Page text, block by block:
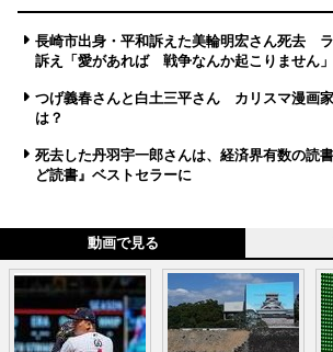
長崎市出身・平和訴えた美輪明宏さん死去
訴え「愛があれば 戦争なんか起こりません」
つげ義春さんと白土三平さん カリスマ漫画
は？
死去した丹羽宇一郎さんは、経済界有数の読
ど読書』ベストセラーに
動画で見る